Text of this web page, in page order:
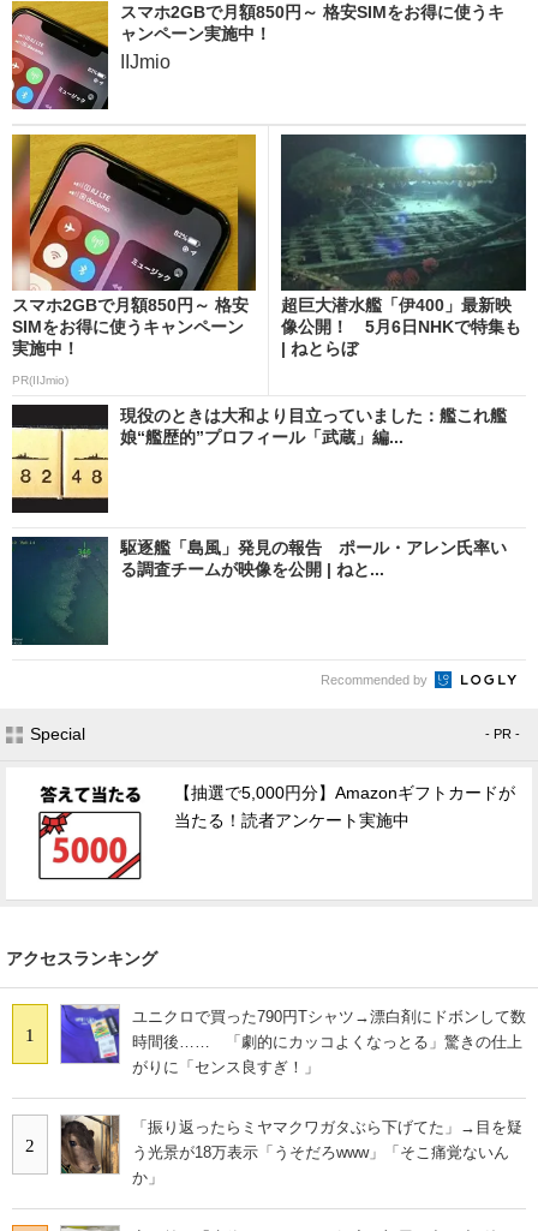
スマホ2GBで月額850円～ 格安SIMをお得に使うキ
ャンペーン実施中！
IIJmio
スマホ2GBで月額850円～ 格安
SIMをお得に使うキャンペーン
実施中！
PR(IIJmio)
超巨大潜水艦「伊400」最新映
像公開！ 5月6日NHKで特集も
| ねとらぼ
現役のときは大和より目立っていました：艦これ艦
娘“艦歴的”プロフィール「武蔵」編...
駆逐艦「島風」発見の報告 ポール・アレン氏率い
る調査チームが映像を公開 | ねと...
Recommended by
Special - PR -
【抽選で5,000円分】Amazonギフトカードが
当たる！読者アンケート実施中
アクセスランキング
1
ユニクロで買った790円Tシャツ→漂白剤にドボンして数
時間後…… 「劇的にカッコよくなっとる」驚きの仕上
がりに「センス良すぎ！」
2
「振り返ったらミヤマクワガタぶら下げてた」→目を疑
う光景が18万表示「うそだろwww」「そこ痛覚ないん
か」